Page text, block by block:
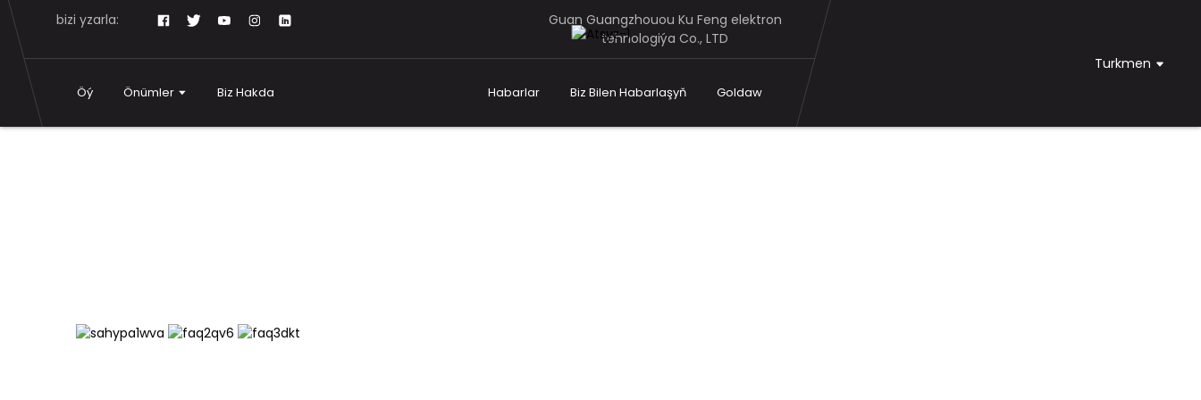
bizi yzarla:
Guan Guangzhouou Ku Feng elektron
tehnologiýa Co., LTD
Öý Önümler Biz Hakda Habarlar Biz Bilen Habarlaşyň Goldaw
Turkmen